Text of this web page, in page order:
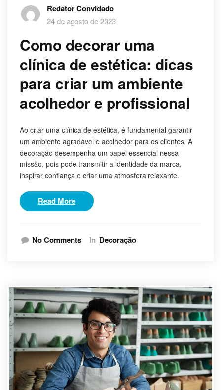
Redator Convidado
24 de agosto de 2023
Como decorar uma
clínica de estética: dicas
para criar um ambiente
acolhedor e profissional
Ao criar uma clínica de estética, é fundamental garantir
um ambiente agradável e acolhedor para os clientes. A
decoração desempenha um papel essencial nessa
missão, pois pode transmitir a identidade da marca,
inspirar confiança e criar uma atmosfera relaxante.
Read More
No Comments In Decoração